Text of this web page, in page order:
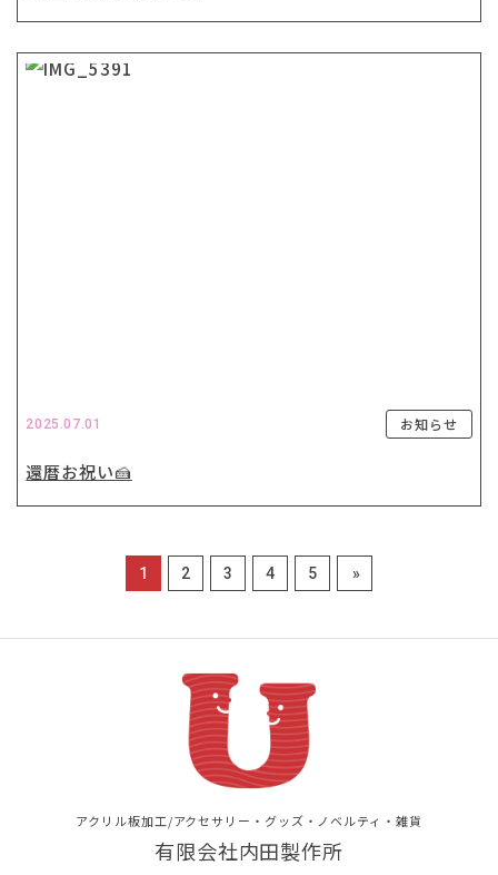
2025.07.01 お知らせ
還暦お祝い🍰
1 2 3 4 5 »
アクリル板加工/アクセサリー・グッズ・ノベルティ・雑貨
有限会社内田製作所